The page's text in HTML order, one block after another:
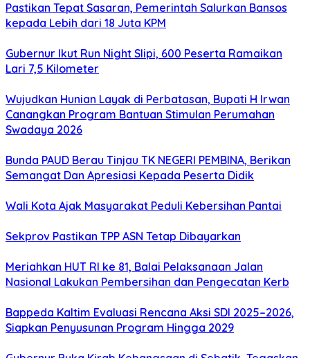
Pastikan Tepat Sasaran, Pemerintah Salurkan Bansos
kepada Lebih dari 18 Juta KPM
Gubernur Ikut Run Night Slipi, 600 Peserta Ramaikan
Lari 7,5 Kilometer
Wujudkan Hunian Layak di Perbatasan, Bupati H Irwan
Canangkan Program Bantuan Stimulan Perumahan
Swadaya 2026
Bunda PAUD Berau Tinjau TK NEGERI PEMBINA, Berikan
Semangat Dan Apresiasi Kepada Peserta Didik
Wali Kota Ajak Masyarakat Peduli Kebersihan Pantai
Sekprov Pastikan TPP ASN Tetap Dibayarkan
Meriahkan HUT RI ke 81, Balai Pelaksanaan Jalan
Nasional Lakukan Pembersihan dan Pengecatan Kerb
Bappeda Kaltim Evaluasi Rencana Aksi SDI 2025–2026,
Siapkan Penyusunan Program Hingga 2029